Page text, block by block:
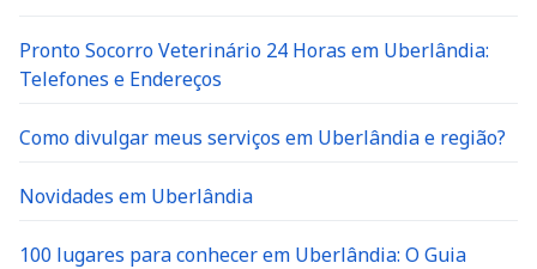
Pronto Socorro Veterinário 24 Horas em Uberlândia:
Telefones e Endereços
Como divulgar meus serviços em Uberlândia e região?
Novidades em Uberlândia
100 lugares para conhecer em Uberlândia: O Guia